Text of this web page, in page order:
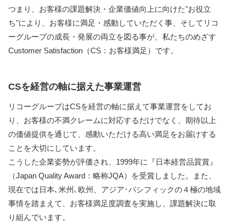
つまり、お客様の課題解決・企業価値向上に向けた"お役立
ち"により、お客様に満足・感動していただく事、そしてリコ
ーグループの成長・発展の両立を図る事が、私たちのめざす
Customer Satisfaction（CS：お客様満足）です。
CSを経営の軸に据えた事業運営
リコーグループはCSを経営の軸に据えて事業運営をしてお
り、お客様の不満クレームに対応するだけでなく、期待以上
の価値提供を通じて、感動いただける高い満足をお届けする
ことを大切にしています。
こうした企業姿勢が評価され、1999年に『日本経営品質賞』
（Japan Quality Award：略称JQA）を受賞しました。また、
現在では日本､米州､欧州、アジア･パシフィックの４極の地域
事情を踏まえて、お客様満足度調査を実施し、課題解決に取
り組んでいます。